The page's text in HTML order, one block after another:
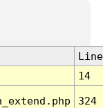
Line
14
324